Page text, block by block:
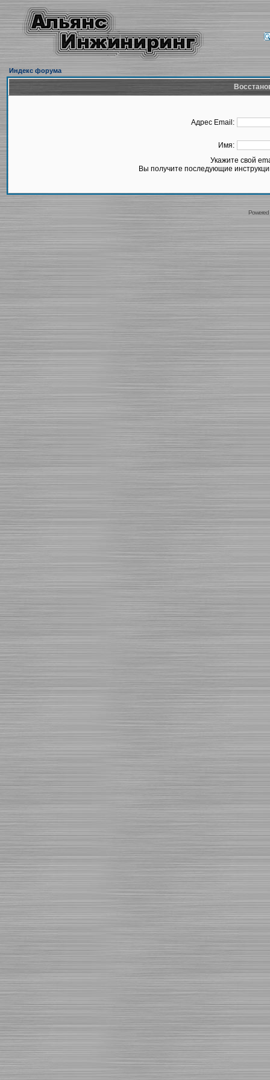
Индекс форума
Адрес Email:
Имя:
Укажите свой
Вы получите последующие